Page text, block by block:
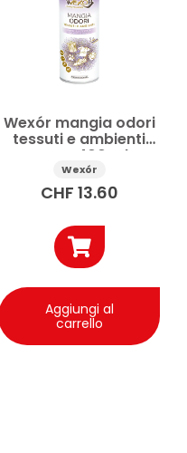
Wexór mangia odori
tessuti e ambienti
spray 400 ml
Wexór
CHF 13.60
Aggiungi al
carrello